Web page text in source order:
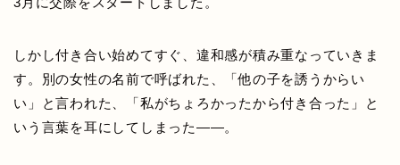
しかし付き合い始めてすぐ、違和感が積み重なっていきま
す。別の女性の名前で呼ばれた、「他の子を誘うからい
い」と言われた、「私がちょろかったから付き合った」と
いう言葉を耳にしてしまった——。